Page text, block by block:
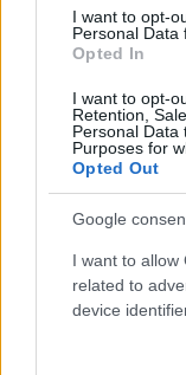
I want to opt-
Personal Data
Opted In
I want to opt-
Retention,
Personal Data
Purposes for
Opted Out
Google
I want to allow
related to
device
Η λίμνη
μέτρων, είναι η
λίμνη Ζουγκ
πιο κάτω από